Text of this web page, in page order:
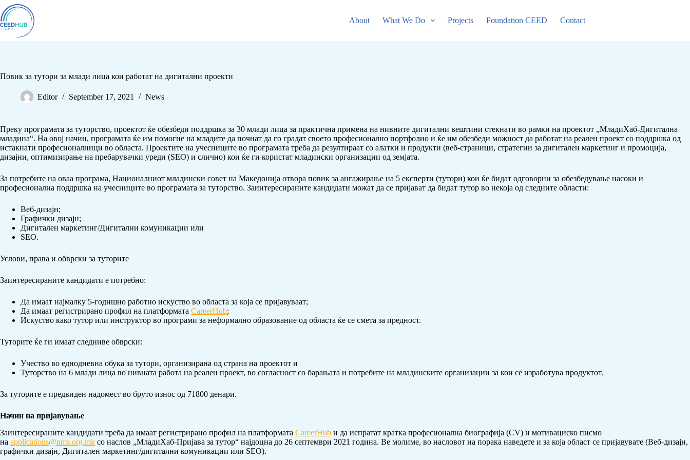
About What We Do Projects Foundation CEED Contact
Повик за тутори за млади лица кои работат на дигитални проекти
Editor September 17, 2021 News
Преку програмата за туторство, проектот ќе обезбеди поддршка за 30 млади лица за практична примена на нивните дигитални вештини стекнати во рамки на проектот „МладиХаб-Дигитална
младина“. На овој начин, програмата ќе им помогне на младите да почнат да го градат своето професионално портфолио и ќе им обезбеди можност да работат на реален проект со поддршка од
истакнати професионалници во областа. Проектите на учесниците во програмата треба да резултираат со алатки и продукти (веб-страници, стратегии за дигитален маркетинг и промоција,
дизајни, оптимизирање на пребарувачки уреди (SEO) и слично) кои ќе ги користат младински организации од земјата.
За потребите на оваа програма, Националниот младински совет на Македонија отвора повик за ангажирање на 5 експерти (тутори) кои ќе бидат одговорни за обезбедување насоки и
професионална поддршка на учесниците во програмата за туторство. Заинтересираните кандидати можат да се пријават да бидат тутор во некоја од следните области:
Веб-дизајн;
Графички дизајн;
Дигитален маркетинг/Дигитални комуникации или
SEO.
Услови, права и обврски за туторите
Заинтересираните кандидати е потребно:
Да имаат најмалку 5-годишно работно искуство во областа за која се пријавуваат;
Да имаат регистрирано профил на платформата CareerHub;
Искуство како тутор или инструктор во програми за неформално образование од областа ќе се смета за предност.
Туторите ќе ги имаат следниве обврски:
Учество во еднодневна обука за тутори, организирана од страна на проектот и
Туторство на 6 млади лица во нивната работа на реален проект, во согласност со барањата и потребите на младинските организации за кои се изработува продуктот.
За туторите е предвиден надомест во бруто износ од 71800 денари.
Начин на пријавување
Заинтересираните кандидати треба да имаат регистрирано профил на платформата CareerHub и да испратат кратка професионална биографија (CV) и мотивациско писмо
на applications@nms.org.mk со наслов „МладиХаб-Пријава за тутор“ најдоцна до 26 септември 2021 година. Ве молиме, во насловот на порака наведете и за која област се пријавувате (Веб-дизајн,
графички дизајн, Дигитален маркетинг/дигитални комуникации или SEO).